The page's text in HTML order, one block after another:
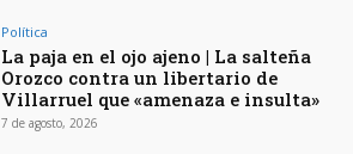
Política
La paja en el ojo ajeno | La salteña
Orozco contra un libertario de
Villarruel que «amenaza e insulta»
7 de agosto, 2026